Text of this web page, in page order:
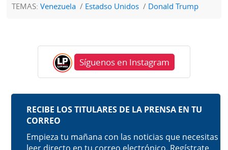
TEMAS:Venezuela Estadso Unidos Donald Trump
Síguenos en Instagram